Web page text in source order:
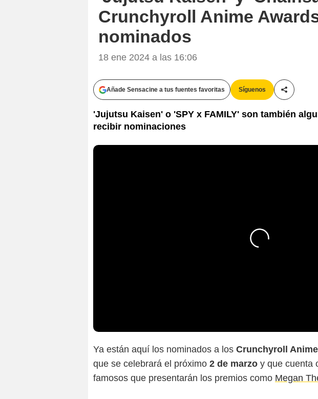
Crunchyroll Anime
nominados
18 ene 2024 a las 16:06
Añade Sensacine a tus fuentes favoritas Síguenos
'Jujutsu Kaisen' o 'SPY x FAMILY' son también
recibir nominaciones
Ya están aquí los nominados a los Crunchyroll
que se celebrará el próximo 2 de marzo y que cuenta
famosos que presentarán los premios como Megan